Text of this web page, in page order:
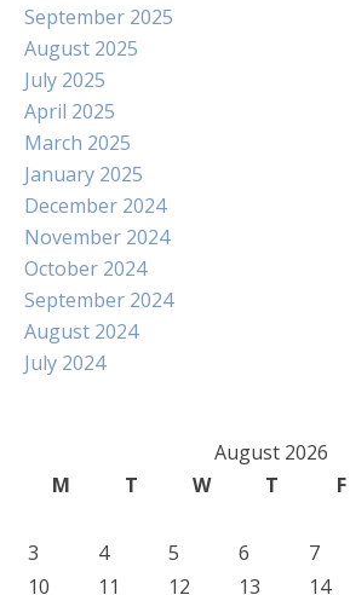
September 2025
August 2025
July 2025
April 2025
March 2025
January 2025
December 2024
November 2024
October 2024
September 2024
August 2024
July 2024
August 2026
M
T W T F
3
4 5 6 7
10
11 12 13 14